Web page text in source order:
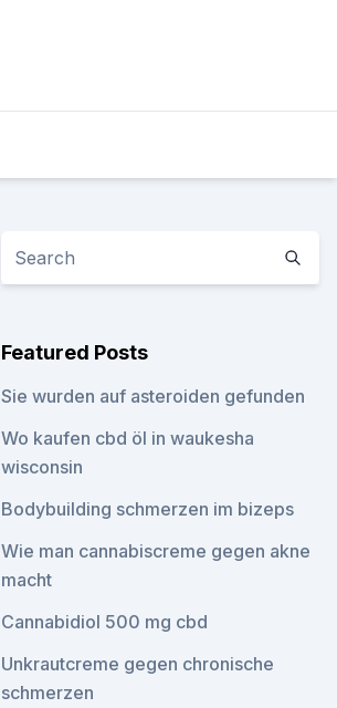
Featured Posts
Sie wurden auf asteroiden gefunden
Wo kaufen cbd öl in waukesha
wisconsin
Bodybuilding schmerzen im bizeps
Wie man cannabiscreme gegen akne
macht
Cannabidiol 500 mg cbd
Unkrautcreme gegen chronische
schmerzen